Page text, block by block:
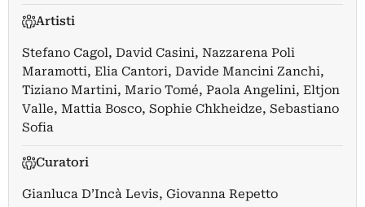
Artisti
Stefano Cagol, David Casini, Nazzarena Poli
Maramotti, Elia Cantori, Davide Mancini Zanchi,
Tiziano Martini, Mario Tomé, Paola Angelini, Eltjon
Valle, Mattia Bosco, Sophie Chkheidze, Sebastiano
Sofia
Curatori
Gianluca D’Incà Levis, Giovanna Repetto